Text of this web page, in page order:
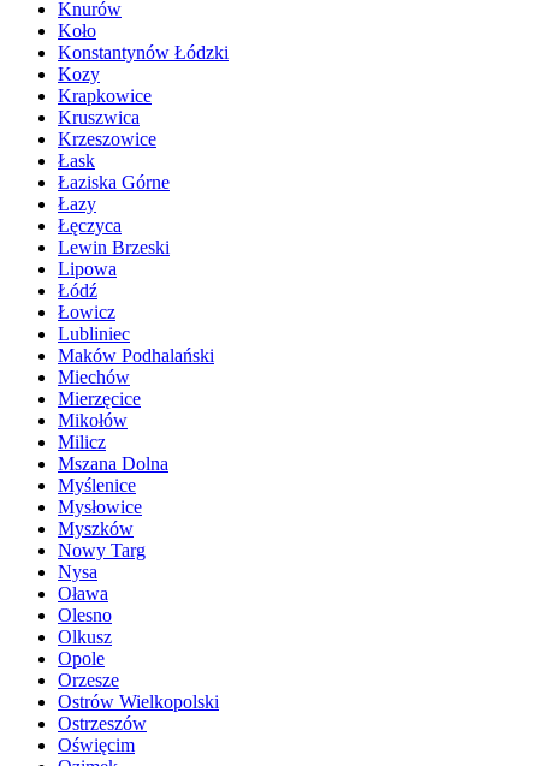
Knurów
Koło
Konstantynów Łódzki
Kozy
Krapkowice
Kruszwica
Krzeszowice
Łask
Łaziska Górne
Łazy
Łęczyca
Lewin Brzeski
Lipowa
Łódź
Łowicz
Lubliniec
Maków Podhalański
Miechów
Mierzęcice
Mikołów
Milicz
Mszana Dolna
Myślenice
Mysłowice
Myszków
Nowy Targ
Nysa
Oława
Olesno
Olkusz
Opole
Orzesze
Ostrów Wielkopolski
Ostrzeszów
Oświęcim